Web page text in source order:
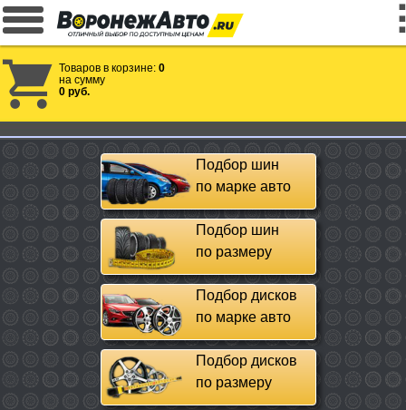
Товаров в корзине: 0
на сумму
0 руб.
Подбор шин
по марке авто
Подбор шин
по размеру
Подбор дисков
по марке авто
Подбор дисков
по размеру